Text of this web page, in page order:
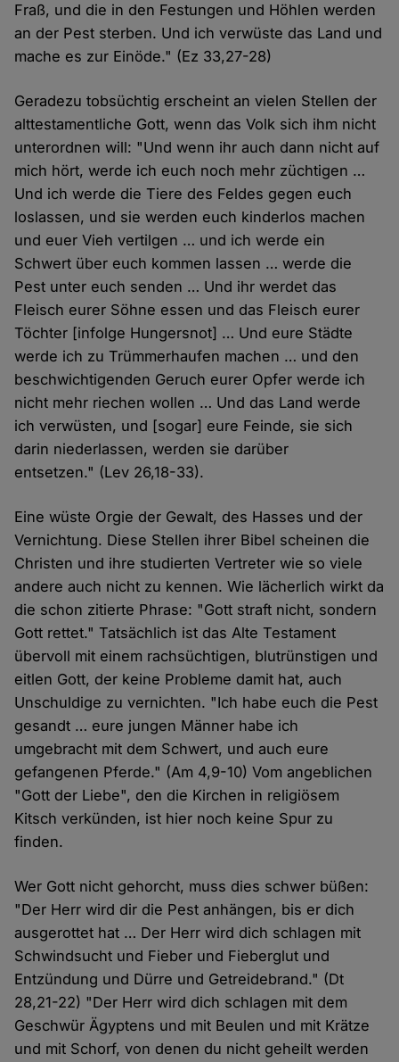
Fraß, und die in den Festungen und Höhlen werden
an der Pest sterben. Und ich verwüste das Land und
mache es zur Einöde." (Ez 33,27-28)
Geradezu tobsüchtig erscheint an vielen Stellen der
alttestamentliche Gott, wenn das Volk sich ihm nicht
unterordnen will: "Und wenn ihr auch dann nicht auf
mich hört, werde ich euch noch mehr züchtigen …
Und ich werde die Tiere des Feldes gegen euch
loslassen, und sie werden euch kinderlos machen
und euer Vieh vertilgen … und ich werde ein
Schwert über euch kommen lassen … werde die
Pest unter euch senden … Und ihr werdet das
Fleisch eurer Söhne essen und das Fleisch eurer
Töchter [infolge Hungersnot] … Und eure Städte
werde ich zu Trümmerhaufen machen … und den
beschwichtigenden Geruch eurer Opfer werde ich
nicht mehr riechen wollen … Und das Land werde
ich verwüsten, und [sogar] eure Feinde, sie sich
darin niederlassen, werden sie darüber
entsetzen." (Lev 26,18-33).
Eine wüste Orgie der Gewalt, des Hasses und der
Vernichtung. Diese Stellen ihrer Bibel scheinen die
Christen und ihre studierten Vertreter wie so viele
andere auch nicht zu kennen. Wie lächerlich wirkt da
die schon zitierte Phrase: "Gott straft nicht, sondern
Gott rettet." Tatsächlich ist das Alte Testament
übervoll mit einem rachsüchtigen, blutrünstigen und
eitlen Gott, der keine Probleme damit hat, auch
Unschuldige zu vernichten. "Ich habe euch die Pest
gesandt … eure jungen Männer habe ich
umgebracht mit dem Schwert, und auch eure
gefangenen Pferde." (Am 4,9-10) Vom angeblichen
"Gott der Liebe", den die Kirchen in religiösem
Kitsch verkünden, ist hier noch keine Spur zu
finden.
Wer Gott nicht gehorcht, muss dies schwer büßen:
"Der Herr wird dir die Pest anhängen, bis er dich
ausgerottet hat … Der Herr wird dich schlagen mit
Schwindsucht und Fieber und Fieberglut und
Entzündung und Dürre und Getreidebrand." (Dt
28,21-22) "Der Herr wird dich schlagen mit dem
Geschwür Ägyptens und mit Beulen und mit Krätze
und mit Schorf, von denen du nicht geheilt werden